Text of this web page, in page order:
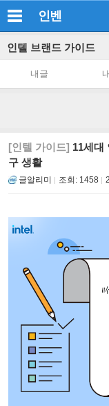
인벤
인텔 브랜드 가이드
내글
[인텔 가이드] 11세대
구 생활
글알리미 조회: 1458